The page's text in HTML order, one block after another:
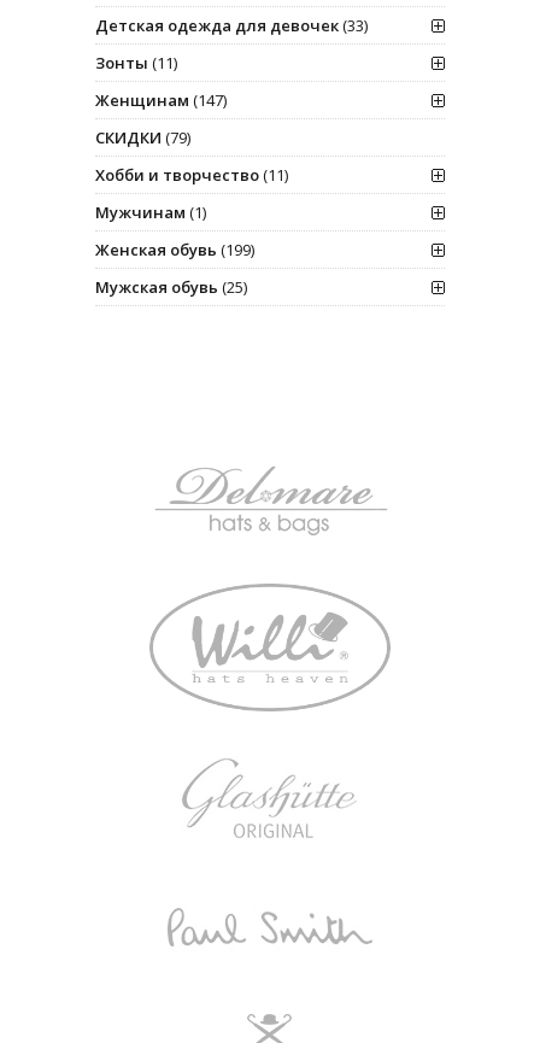
Детская одежда для девочек(33)
Зонты (11)
Женщинам (147)
СКИДКИ (79)
Хобби и творчество(11)
Мужчинам (1)
Женская обувь (199)
Мужская обувь (25)